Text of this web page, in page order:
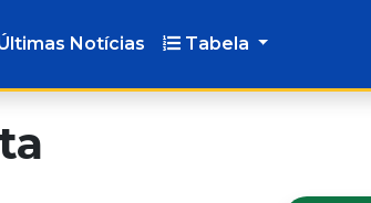
Notícias Tabela